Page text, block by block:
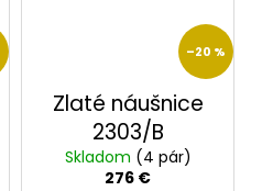
–20 %
Zlaté náušnice
2303/B
Skladom (4 pár)
276 €